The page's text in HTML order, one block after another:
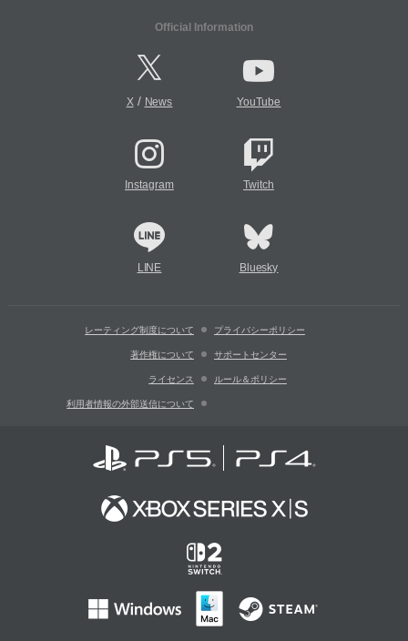
Official Information
X/ News YouTube
Instagram Twitch
LINE Bluesky
レーティング制度について プライバシーポリシー
著作権について サポートセンター
ライセンス ルール＆ポリシー
利用者情報の外部送信について